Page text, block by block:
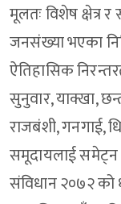
मूलतः विशेष क्षेत्र
जनसंख्या भएका
ऐतिहासिक
सुनुवार, याक्खा,
राजबंशी, गनगाई,
समूदायलाई समेट्न
संविधान २०७२ को